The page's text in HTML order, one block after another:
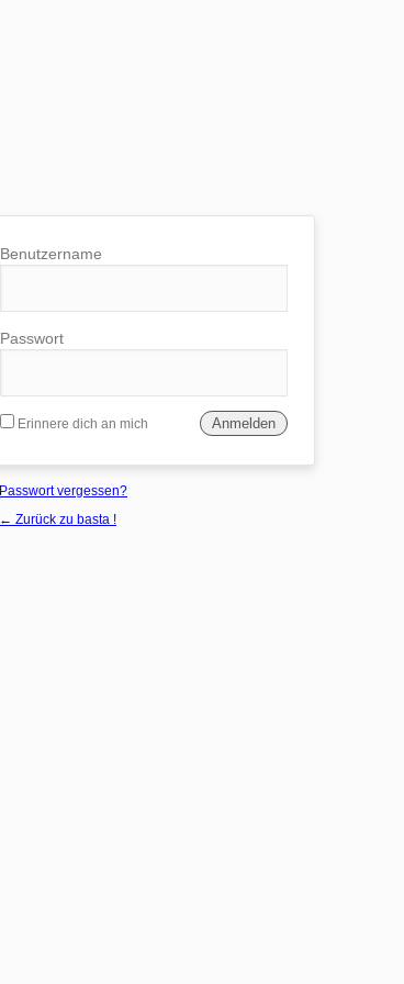
Benutzername
Passwort
Erinnere dich an mich
Passwort vergessen?
← Zurück zu basta !